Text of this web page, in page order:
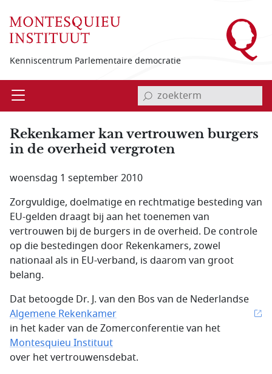
Kenniscentrum Parlementaire democratie
Open invoerveld zoekterm
Rekenkamer kan vertrouwen burgers
in de overheid vergroten
woensdag 1 september 2010
Zorgvuldige, doelmatige en rechtmatige besteding van
EU-gelden draagt bij aan het toenemen van
vertrouwen bij de burgers in de overheid. De controle
op die bestedingen door Rekenkamers, zowel
nationaal als in EU-verband, is daarom van groot
belang.
Dat betoogde Dr. J. van den Bos van de Nederlandse
Algemene Rekenkamer
in het kader van de Zomerconferentie van het
Montesquieu Instituut
over het vertrouwensdebat.